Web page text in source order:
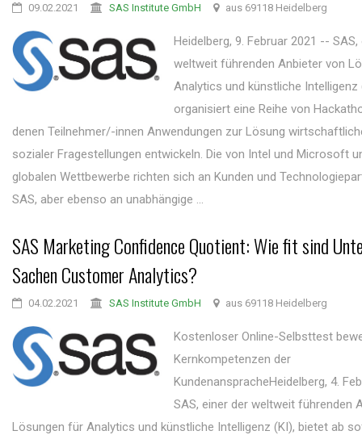
09.02.2021 SAS Institute GmbH aus 69118 Heidelberg
Heidelberg, 9. Februar 2021 -- SAS,
weltweit führenden Anbieter von
Analytics und künstliche Intelligenz
organisiert eine Reihe von
denen Teilnehmer/-innen Anwendungen zur Lösung
sozialer Fragestellungen entwickeln. Die von Intel und Microsoft
globalen Wettbewerbe richten sich an Kunden und
SAS, aber ebenso an unabhängige ...
SAS Marketing Confidence Quotient: Wie fit sind
Sachen Customer Analytics?
04.02.2021 SAS Institute GmbH aus 69118 Heidelberg
Kostenloser Online-Selbsttest
Kernkompetenzen der
KundenanspracheHeidelberg, 4.
SAS, einer der weltweit führenden
Lösungen für Analytics und künstliche Intelligenz (KI), bietet ab